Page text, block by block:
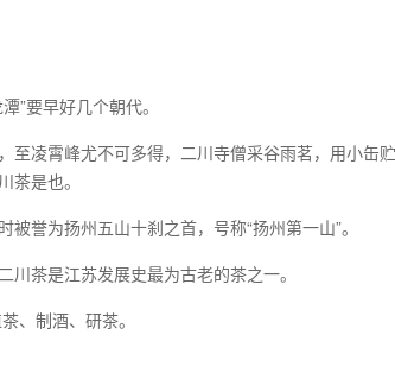
”要早好几个朝代。
凌霄峰尤不可多得，二川寺僧采谷雨茗，用小缶
是也。
誉为扬州五山十刹之首，号称“扬州第一山”。
茶是江苏发展史最为古老的茶之一。
、制酒、研茶。